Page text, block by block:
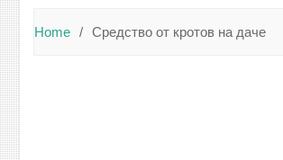
Home Средство от кротов на даче